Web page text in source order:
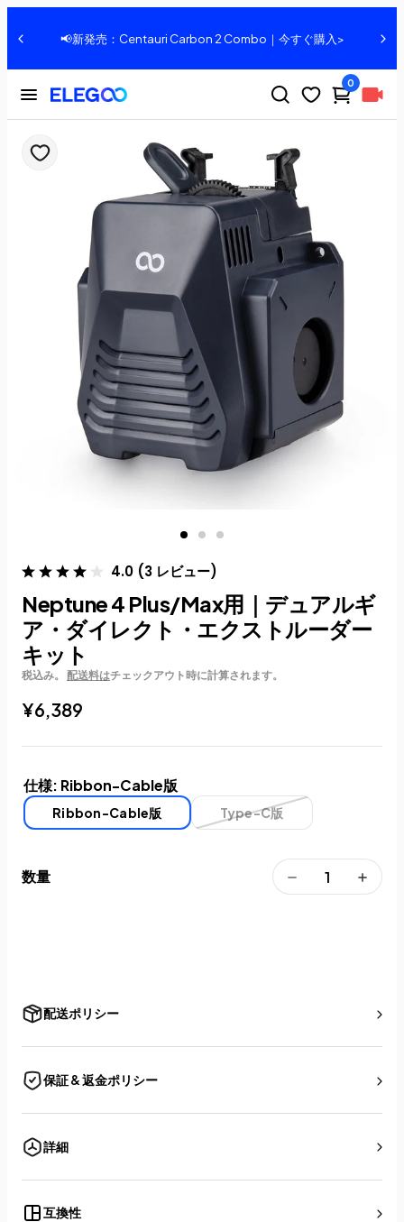
📢新発売：Centauri Carbon 2 Combo｜今すぐ購入>
0
4.0 (3 レビュー)
Neptune 4 Plus/Max用｜デュアルギ
ア・ダイレクト・エクストルーダー
キット
税込み。 配送料はチェックアウト時に計算されます。
¥6,389
仕様: Ribbon-Cable版
Ribbon-Cable版 Type-C版
数量
配送ポリシー
保証 & 返金ポリシー
詳細
互換性